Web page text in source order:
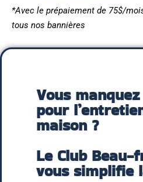
*Avec le prépaiement de 75$/
tous nos bannières
Vous
pour
maison ?
Le Club
vous simplifie